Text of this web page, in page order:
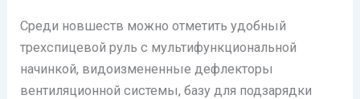
Среди новшеств можно отметить удобный
трехспицевой руль с мультифункциональной
начинкой, видоизмененные дефлекторы
вентиляционной системы, базу для подзарядки